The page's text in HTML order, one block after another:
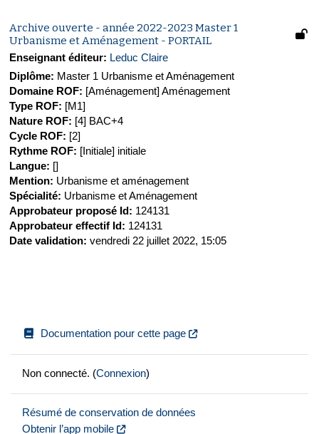
Archive ouverte - année 2022-2023 Master 1
Urbanisme et Aménagement - PORTAIL
Enseignant éditeur: Leduc Claire
Diplôme: Master 1 Urbanisme et Aménagement
Domaine ROF: [Aménagement] Aménagement
Type ROF: [M1]
Nature ROF: [4] BAC+4
Cycle ROF: [2]
Rythme ROF: [Initiale] initiale
Langue: []
Mention: Urbanisme et aménagement
Spécialité: Urbanisme et Aménagement
Approbateur proposé Id: 124131
Approbateur effectif Id: 124131
Date validation: vendredi 22 juillet 2022, 15:05
Documentation pour cette page
Non connecté. (Connexion)
Résumé de conservation de données
Obtenir l’app mobile